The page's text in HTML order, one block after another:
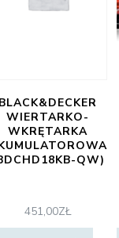
BLACK&DECKER
WIERTARKO-
WKRĘTARKA
QW)
451,00ZŁ